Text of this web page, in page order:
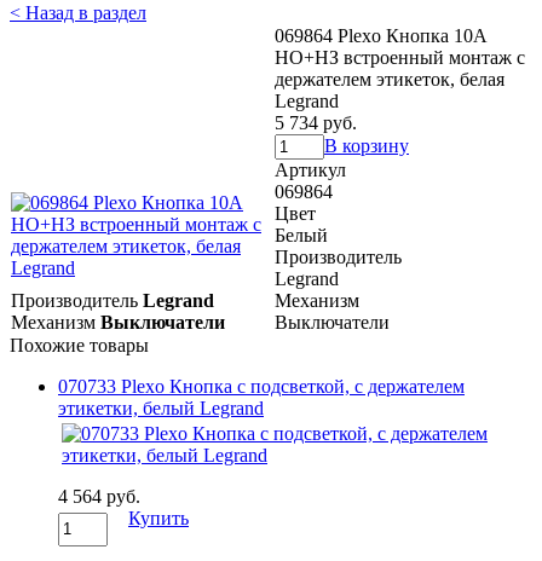
< Назад в раздел
069864 Plexo Кнопка 10A
НО+НЗ встроенный монтаж с
держателем этикеток, белая
Legrand
5 734 руб.
В корзину
Артикул
069864
Цвет
Белый
Производитель
Legrand
Механизм
Выключатели
Производитель Legrand
Механизм Выключатели
Похожие товары
070733 Plexo Кнопка с подсветкой, с держателем
этикетки, белый Legrand
4 564 руб.
Купить